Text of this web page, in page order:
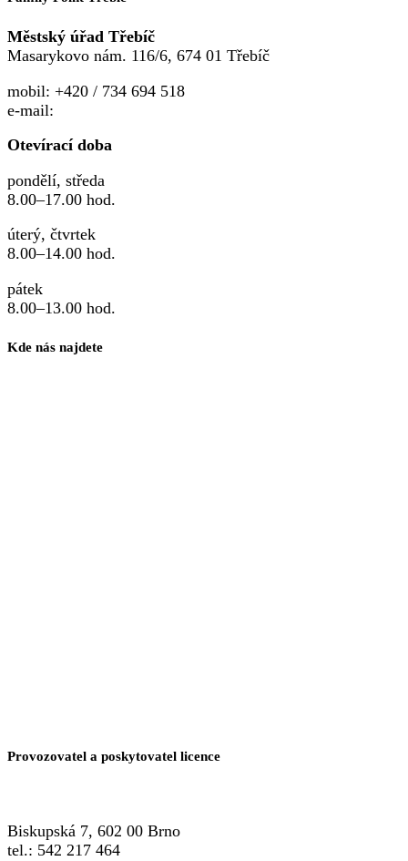
Městský úřad Třebíč
Masarykovo nám. 116/6, 674 01 Třebíč
mobil: +420 / 734 694 518
e-mail:
Otevírací doba
pondělí, středa
8.00–17.00 hod.
úterý, čtvrtek
8.00–14.00 hod.
pátek
8.00–13.00 hod.
Kde nás najdete
Provozovatel a poskytovatel licence
Biskupská 7, 602 00 Brno
tel.: 542 217 464